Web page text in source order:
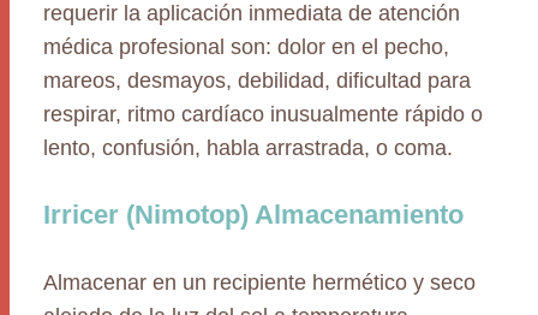
requerir la aplicación inmediata de atención
médica profesional son: dolor en el pecho,
mareos, desmayos, debilidad, dificultad para
respirar, ritmo cardíaco inusualmente rápido o
lento, confusión, habla arrastrada, o coma.
Irricer (Nimotop) Almacenamiento
Almacenar en un recipiente hermético y seco